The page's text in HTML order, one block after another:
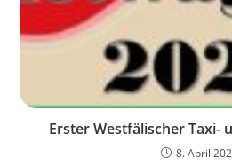
Erster Westfälischer Taxi-
8. April